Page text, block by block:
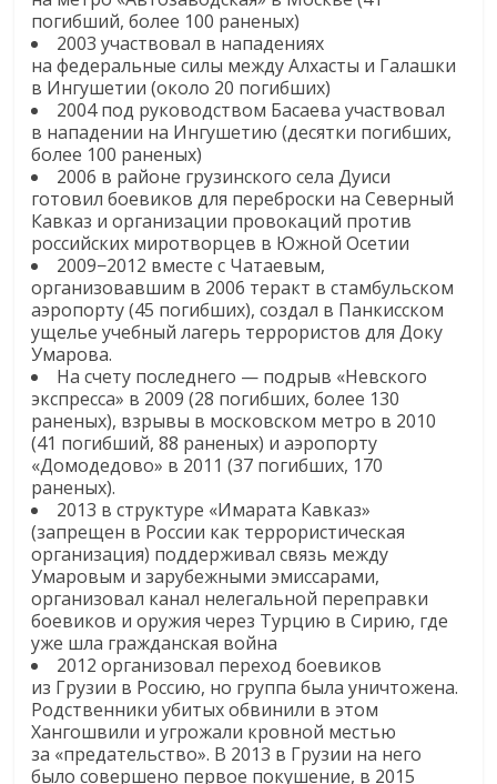
погибший, более 100 раненых)
2003 участвовал в нападениях
на федеральные силы между Алхасты и Галашки
в Ингушетии (около 20 погибших)
2004 под руководством Басаева участвовал
в нападении на Ингушетию (десятки погибших,
более 100 раненых)
2006 в районе грузинского села Дуиси
готовил боевиков для переброски на Северный
Кавказ и организации провокаций против
российских миротворцев в Южной Осетии
2009−2012 вместе с Чатаевым,
организовавшим в 2006 теракт в стамбульском
аэропорту (45 погибших), создал в Панкисском
ущелье учебный лагерь террористов для Доку
Умарова.
На счету последнего — подрыв «Невского
экспресса» в 2009 (28 погибших, более 130
раненых), взрывы в московском метро в 2010
(41 погибший, 88 раненых) и аэропорту
«Домодедово» в 2011 (37 погибших, 170
раненых).
2013 в структуре «Имарата Кавказ»
(запрещен в России как террористическая
организация) поддерживал связь между
Умаровым и зарубежными эмиссарами,
организовал канал нелегальной переправки
боевиков и оружия через Турцию в Сирию, где
уже шла гражданская война
2012 организовал переход боевиков
из Грузии в Россию, но группа была уничтожена.
Родственники убитых обвинили в этом
Хангошвили и угрожали кровной местью
за «предательство». В 2013 в Грузии на него
было совершено первое покушение, в 2015